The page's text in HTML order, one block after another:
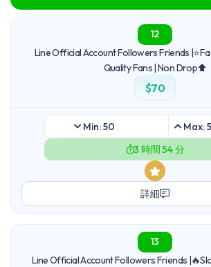
12
Line Official Account Followers Friends
Quality Fans | Non Drop⬆️
$70
Min: 50
Max:
3 時間 54 分
詳細
13
Line Official Account Followers Friends